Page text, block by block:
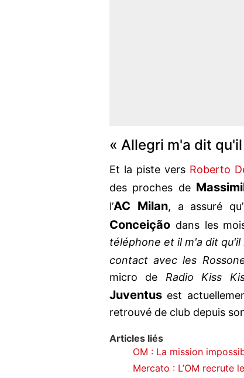
« Allegri m'a dit
Et la piste vers Roberto
des proches de
l’AC Milan, a assuré
Conceição dans les
téléphone et il m'a dit qu'il
contact avec les
micro de Radio Kiss
Juventus est
retrouvé de club depuis
Articles liés
OM : La mission
Mercato : L’OM recrute